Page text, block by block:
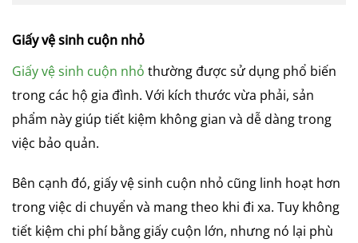
Giấy vệ sinh cuộn nhỏ
Giấy vệ sinh cuộn nhỏ thường được sử dụng phổ biến
trong các hộ gia đình. Với kích thước vừa phải, sản
phẩm này giúp tiết kiệm không gian và dễ dàng trong
việc bảo quản.
Bên cạnh đó, giấy vệ sinh cuộn nhỏ cũng linh hoạt hơn
trong việc di chuyển và mang theo khi đi xa. Tuy không
tiết kiệm chi phí bằng giấy cuộn lớn, nhưng nó lại phù